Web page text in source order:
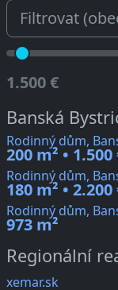
1.500 €
Banská
Rodinný dům,
200 m² • 1.500
Rodinný dům,
180 m² • 2.200
Rodinný dům,
973 m²
Regionální
xemar.sk